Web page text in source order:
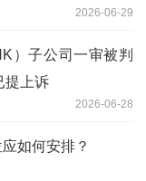
2026-06-29
）子公司一审被判
提上诉
2026-06-28
如何安排？